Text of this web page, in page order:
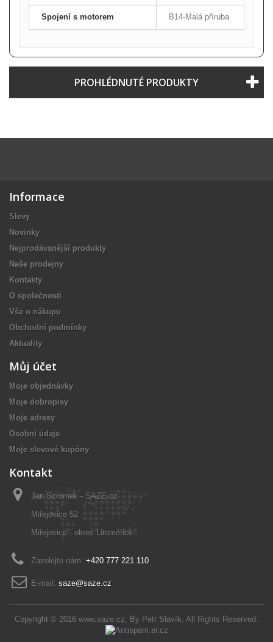
Spojení s motorem B14-Malá příruba
PROHLÉDNUTÉ PRODUKTY
Informace
Slevy
Novinky
Nejprodávanější produkty
Naše prodejny
Kontakty
O společnosti
Vše o nákupu
Obchodní podmínky
Aktuality
Copyright © 2016 www.saze.cz, By Petr Slavík. All Rights Reserved.
Můj účet
Moje objednávky
Moje dobropisy
Moje adresy
Osobní údaje
Moje slevové kupóny
Kontakt
Jan Szromek - SAZE.cz
Miřejovice 52
Miřejovice - okres Litoměřice
Zavolejte nám: +420 777 221 110
E-mail: saze@saze.cz